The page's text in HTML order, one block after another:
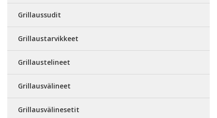
Grillaussudit
Grillaustarvikkeet
Grillaustelineet
Grillausvälineet
Grillausvälinesetit